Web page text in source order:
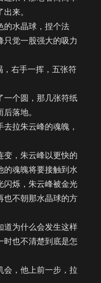
来。
水晶球，捏个法
只觉一股强大的吸力
右手一挥，五张符
个圆，那几张符纸
落地。
拉朱云峰的魂魄，
，朱云峰以更快的
的魂魄将要接触到水
闪烁，朱云峰被金光
也不朝那水晶球的方
为什么会发生这样
时也不清楚到底是怎
，他上前一步，拉